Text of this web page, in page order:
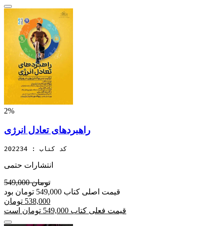
2%
راهبردهای تعادل انرژی
کد کتاب : 202234
انتشارات حتمی
549,000 تومان
قیمت اصلی کتاب 549,000 تومان بود
538,000 تومان
قیمت فعلی کتاب 549,000 تومان است